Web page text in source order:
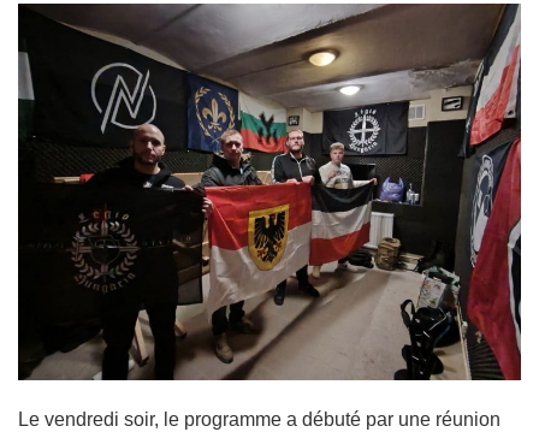
Le vendredi soir, le programme a débuté par une réunion